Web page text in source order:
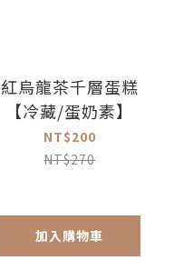
紅烏龍茶千層蛋糕
【冷藏/蛋奶素】
NT$200
NT$270
加入購物車